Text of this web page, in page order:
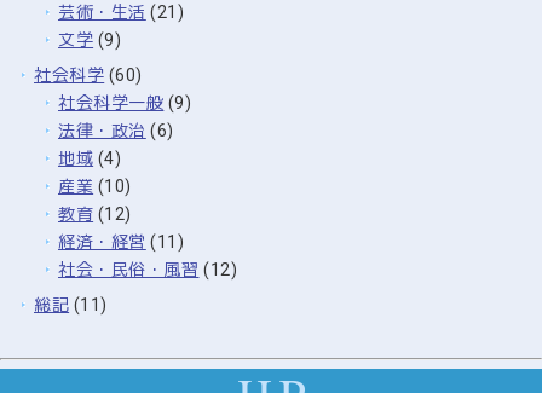
芸術・生活 (21)
文学 (9)
社会科学 (60)
社会科学一般 (9)
法律・政治 (6)
地域 (4)
産業 (10)
教育 (12)
経済・経営 (11)
社会・民俗・風習 (12)
総記 (11)